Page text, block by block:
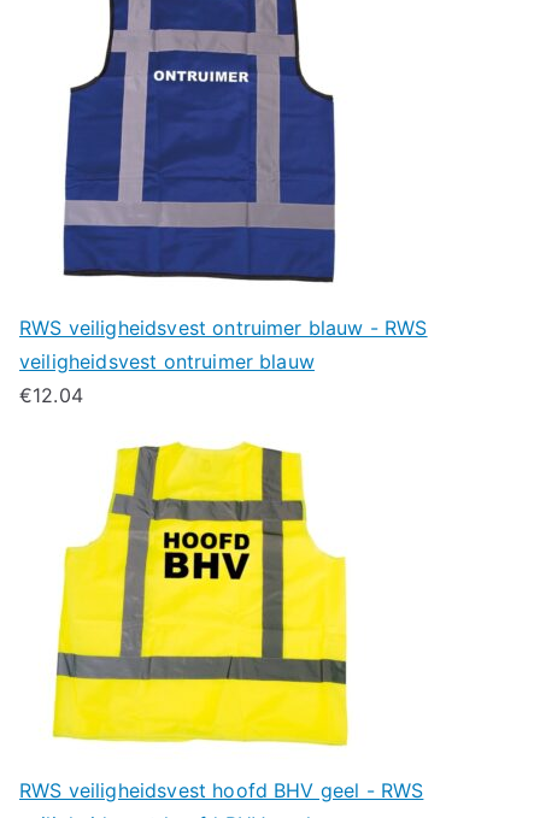
RWS veiligheidsvest ontruimer blauw - RWS
veiligheidsvest ontruimer blauw
€12.04
RWS veiligheidsvest hoofd BHV geel - RWS